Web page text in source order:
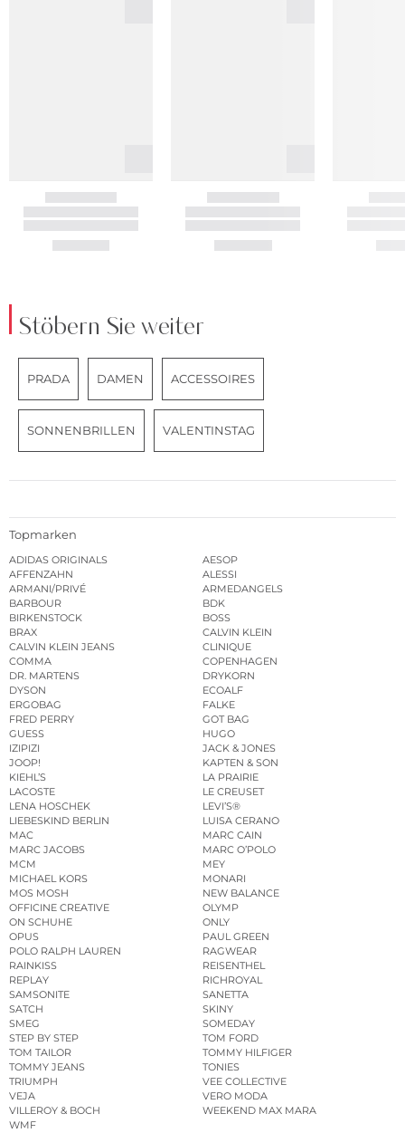
Stöbern Sie weiter
PRADA DAMEN ACCESSOIRES
SONNENBRILLEN VALENTINSTAG
Topmarken
ADIDAS ORIGINALS
AESOP
AFFENZAHN
ALESSI
ARMANI/PRIVÉ
ARMEDANGELS
BARBOUR
BDK
BIRKENSTOCK
BOSS
BRAX
CALVIN KLEIN
CALVIN KLEIN JEANS
CLINIQUE
COMMA
COPENHAGEN
DR. MARTENS
DRYKORN
DYSON
ECOALF
ERGOBAG
FALKE
FRED PERRY
GOT BAG
GUESS
HUGO
IZIPIZI
JACK & JONES
JOOP!
KAPTEN & SON
KIEHL’S
LA PRAIRIE
LACOSTE
LE CREUSET
LENA HOSCHEK
LEVI’S®
LIEBESKIND BERLIN
LUISA CERANO
MAC
MARC CAIN
MARC JACOBS
MARC O’POLO
MCM
MEY
MICHAEL KORS
MONARI
MOS MOSH
NEW BALANCE
OFFICINE CREATIVE
OLYMP
ON SCHUHE
ONLY
OPUS
PAUL GREEN
POLO RALPH LAUREN
RAGWEAR
RAINKISS
REISENTHEL
REPLAY
RICHROYAL
SAMSONITE
SANETTA
SATCH
SKINY
SMEG
SOMEDAY
STEP BY STEP
TOM FORD
TOM TAILOR
TOMMY HILFIGER
TOMMY JEANS
TONIES
TRIUMPH
VEE COLLECTIVE
VEJA
VERO MODA
VILLEROY & BOCH
WEEKEND MAX MARA
WMF